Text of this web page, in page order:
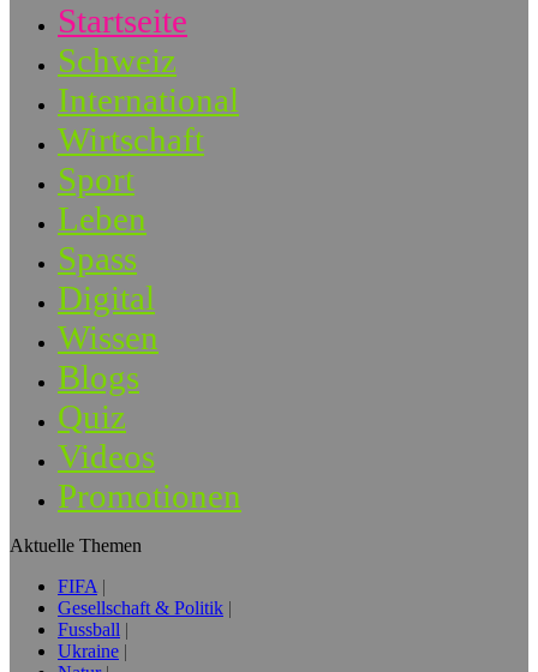
Startseite
Schweiz
International
Wirtschaft
Sport
Leben
Spass
Digital
Wissen
Blogs
Quiz
Videos
Promotionen
Aktuelle Themen
FIFA
Gesellschaft & Politik
Fussball
Ukraine